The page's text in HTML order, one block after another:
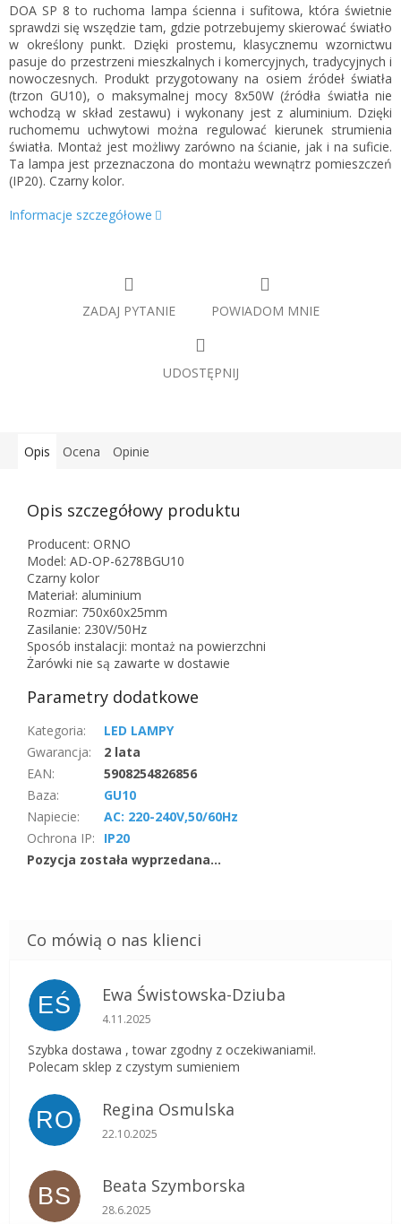
DOA SP 8 to ruchoma lampa ścienna i sufitowa, która świetnie
sprawdzi się wszędzie tam, gdzie potrzebujemy skierować światło
w określony punkt. Dzięki prostemu, klasycznemu wzornictwu
pasuje do przestrzeni mieszkalnych i komercyjnych, tradycyjnych i
nowoczesnych. Produkt przygotowany na osiem źródeł światła
(trzon GU10), o maksymalnej mocy 8x50W (źródła światła nie
wchodzą w skład zestawu) i wykonany jest z aluminium. Dzięki
ruchomemu uchwytowi można regulować kierunek strumienia
światła. Montaż jest możliwy zarówno na ścianie, jak i na suficie.
Ta lampa jest przeznaczona do montażu wewnątrz pomieszczeń
(IP20). Czarny kolor.
Informacje szczegółowe
ZADAJ PYTANIE POWIADOM MNIE
UDOSTĘPNIJ
Opis Ocena Opinie
Opis szczegółowy produktu
Producent: ORNO
Model: AD-OP-6278BGU10
Czarny kolor
Materiał: aluminium
Rozmiar: 750x60x25mm
Zasilanie: 230V/50Hz
Sposób instalacji: montaż na powierzchni
Żarówki nie są zawarte w dostawie
Parametry dodatkowe
Kategoria:
LED LAMPY
Gwarancja:
2 lata
EAN:
5908254826856
Baza:
GU10
Napiecie:
AC: 220-240V,50/60Hz
Ochrona IP:
IP20
Pozycja została wyprzedana…
EŚ Ewa Świstowska-Dziuba
Ocena sklepu to 5 na 5 gwiazdek.
4.11.2025
Szybka dostawa , towar zgodny z oczekiwaniami!.
Polecam sklep z czystym sumieniem
RO Regina Osmulska
Ocena sklepu to 5 na 5 gwiazdek.
22.10.2025
BS Beata Szymborska
Ocena sklepu to 5 na 5 gwiazdek.
28.6.2025